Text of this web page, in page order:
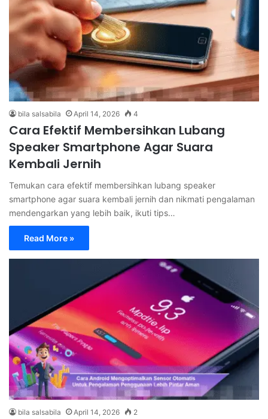
bila salsabila April 14, 2026 4
Cara Efektif Membersihkan Lubang
Speaker Smartphone Agar Suara
Kembali Jernih
Temukan cara efektif membersihkan lubang speaker
smartphone agar suara kembali jernih dan nikmati pengalaman
mendengarkan yang lebih baik, ikuti tips…
Read More »
bila salsabila April 14, 2026 2